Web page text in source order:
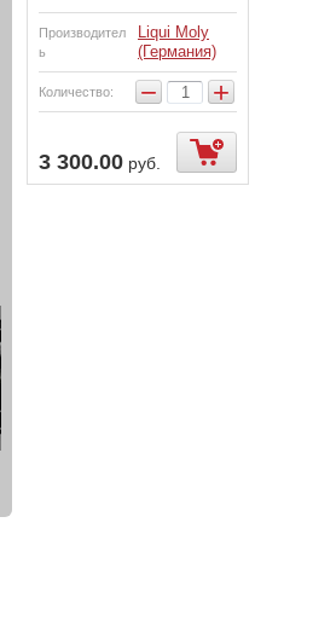
Производител
ь
Liqui Moly
(Германия)
Количество: − +
3 300.00 руб.